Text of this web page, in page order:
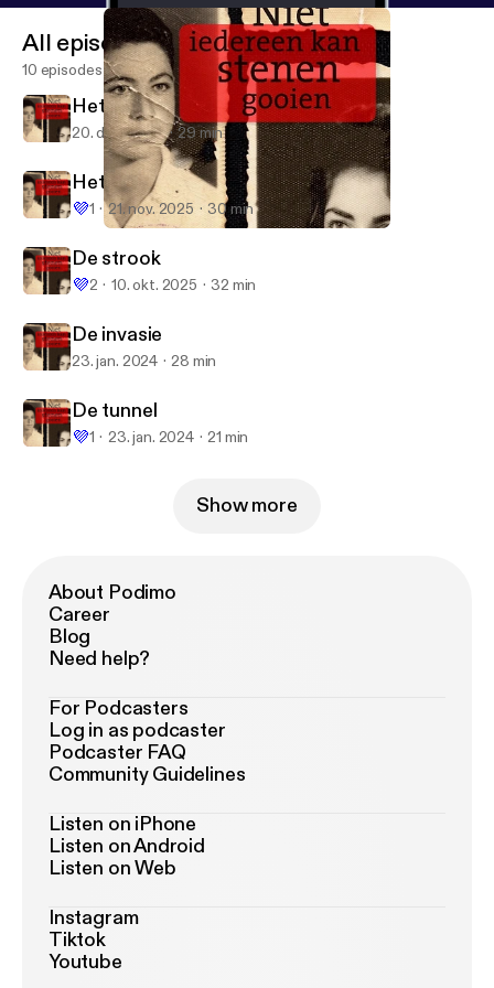
eit.edu/palnews/war/index2.html] (1996) ------------
---------------------------- Hosted on Acast. See
acast.com/privacy [
https://acast.com/privacy
more information.
Niet iedereen kan stenen gooien
All episodes
10 episodes
Het beleg
20. dec. 2025 29 min
Het huis
💜1 21. nov. 2025 30 min
De strook
💜2 10. okt. 2025 32 min
De invasie
23. jan. 2024 28 min
De tunnel
💜1 23. jan. 2024 21 min
Show more
About Podimo
Career
Blog
Need help?
For Podcasters
Log in as podcaster
Podcaster FAQ
Community Guidelines
Listen on iPhone
Listen on Android
Listen on Web
Instagram
Tiktok
Youtube